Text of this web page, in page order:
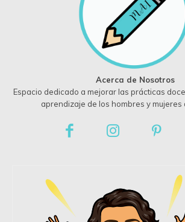
Acerca de Nosotros
Espacio dedicado a mejorar las prácticas
aprendizaje de los hombres y mujeres